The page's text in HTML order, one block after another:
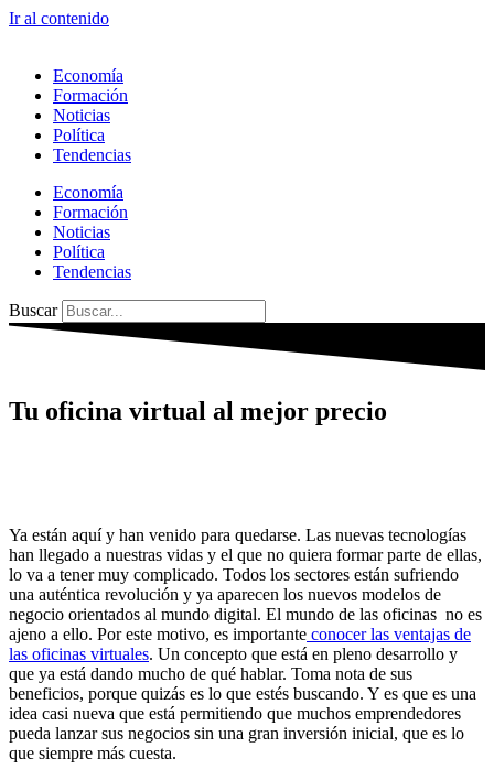
Ir al contenido
Economía
Formación
Noticias
Política
Tendencias
Economía
Formación
Noticias
Política
Tendencias
Buscar
Tu oficina virtual al mejor precio
Ya están aquí y han venido para quedarse. Las nuevas tecnologías
han llegado a nuestras vidas y el que no quiera formar parte de ellas,
lo va a tener muy complicado. Todos los sectores están sufriendo
una auténtica revolución y ya aparecen los nuevos modelos de
negocio orientados al mundo digital. El mundo de las oficinas no es
ajeno a ello. Por este motivo, es importante conocer las ventajas de
las oficinas virtuales. Un concepto que está en pleno desarrollo y
que ya está dando mucho de qué hablar. Toma nota de sus
beneficios, porque quizás es lo que estés buscando. Y es que es una
idea casi nueva que está permitiendo que muchos emprendedores
pueda lanzar sus negocios sin una gran inversión inicial, que es lo
que siempre más cuesta.